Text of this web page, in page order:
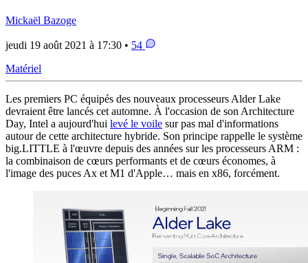
Mickaël Bazoge
jeudi 19 août 2021 à 17:30 • 54
Matériel
Les premiers PC équipés des nouveaux processeurs Alder Lake
devraient être lancés cet automne. À l'occasion de son Architecture
Day, Intel a aujourd'hui levé le voile sur pas mal d'informations
autour de cette architecture hybride. Son principe rappelle le système
big.LITTLE à l'œuvre depuis des années sur les processeurs ARM :
la combinaison de cœurs performants et de cœurs économes, à
l'image des puces Ax et M1 d'Apple… mais en x86, forcément.